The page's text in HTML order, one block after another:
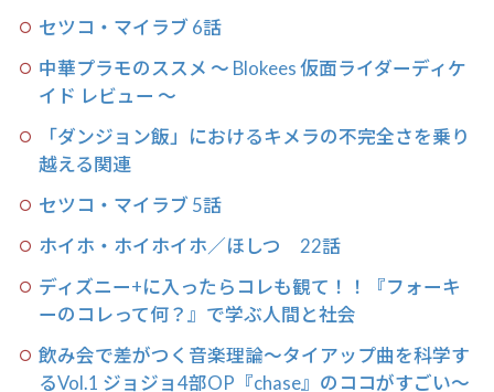
セツコ・マイラブ 6話
中華プラモのススメ 〜 Blokees 仮面ライダーディケ
イド レビュー 〜
「ダンジョン飯」におけるキメラの不完全さを乗り
越える関連
セツコ・マイラブ 5話
ホイホ・ホイホイホ／ほしつ 22話
ディズニー+に入ったらコレも観て！！『フォーキ
ーのコレって何？』で学ぶ人間と社会
飲み会で差がつく音楽理論〜タイアップ曲を科学す
るVol.1 ジョジョ4部OP『chase』のココがすごい〜